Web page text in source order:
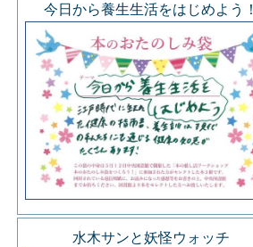
今日から養生生活をはじめよう！
水木サンと妖怪ウォッチ